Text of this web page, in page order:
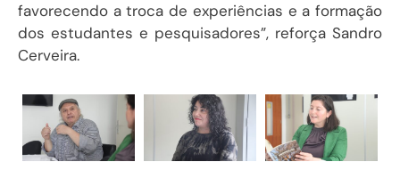
favorecendo a troca de experiências e a formação
dos estudantes e pesquisadores”, reforça Sandro
Cerveira.